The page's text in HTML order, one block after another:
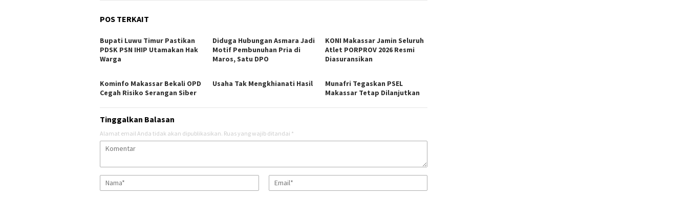
POS TERKAIT
Bupati Luwu Timur Pastikan
PDSK PSN IHIP Utamakan Hak
Warga
Diduga Hubungan Asmara Jadi
Motif Pembunuhan Pria di
Maros, Satu DPO
KONI Makassar Jamin Seluruh
Atlet PORPROV 2026 Resmi
Diasuransikan
Kominfo Makassar Bekali OPD
Cegah Risiko Serangan Siber
Usaha Tak Mengkhianati Hasil
Munafri Tegaskan PSEL
Makassar Tetap Dilanjutkan
Tinggalkan Balasan
Alamat email Anda tidak akan dipublikasikan. Ruas yang wajib ditandai *